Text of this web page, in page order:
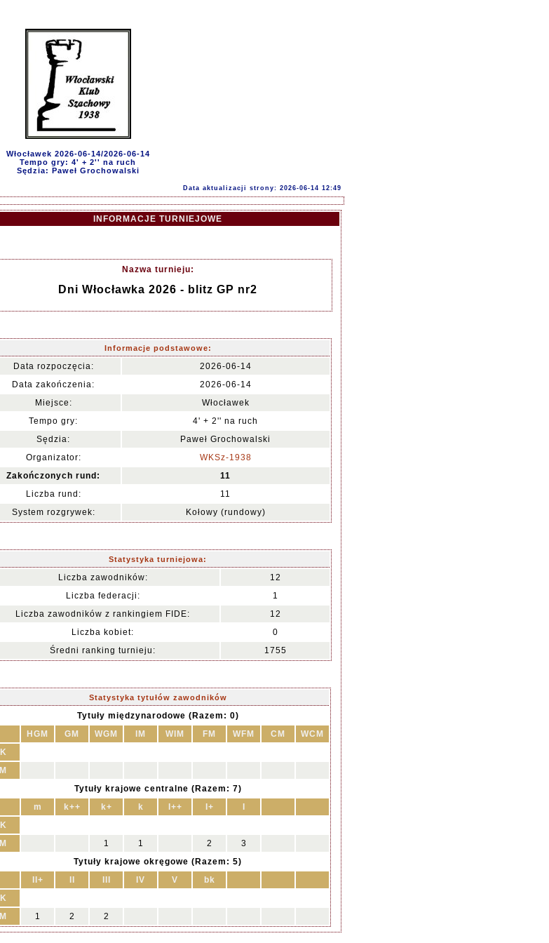
Włocławek 2026-06-14/2026-06-14
Tempo gry: 4' + 2'' na ruch
Sędzia: Paweł Grochowalski
Data aktualizacji strony: 2026-06-14 12:49
INFORMACJE TURNIEJOWE
Nazwa turnieju:
Dni Włocławka 2026 - blitz GP nr2
Informacje podstawowe:
Data rozpoczęcia:
2026-06-14
Data zakończenia:
2026-06-14
Miejsce:
Włocławek
Tempo gry:
4' + 2'' na ruch
Sędzia:
Paweł Grochowalski
Organizator:
WKSz-1938
Zakończonych rund:
11
Liczba rund:
11
System rozgrywek:
Kołowy (rundowy)
Statystyka turniejowa:
Liczba zawodników:
12
Liczba federacji:
1
Liczba zawodników z rankingiem FIDE:
12
Liczba kobiet:
0
Średni ranking turnieju:
1755
Statystyka tytułów zawodników
Tytuły międzynarodowe (Razem: 0)
HGM
GM WGM IM WIM FM WFM CM
WCM
K
M
Tytuły krajowe centralne (Razem: 7)
m
k++ k+ k I++ I+
K
M
1 1 2
3
Tytuły krajowe okręgowe (Razem: 5)
II+
IV V
bk
K
M
1 2 2